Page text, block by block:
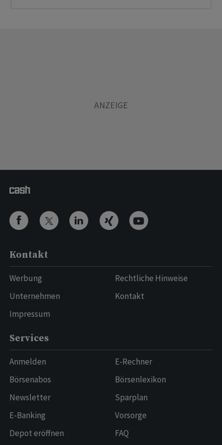
Kontakt
Werbung
Unternehmen
Impressum
Rechtliche Hinweise
Kontakt
Services
Anmelden
Börsenabos
Newsletter
E-Banking
Depot eröffnen
E-Rechner
Börsenlexikon
Sparplan
Vorsorge
FAQ